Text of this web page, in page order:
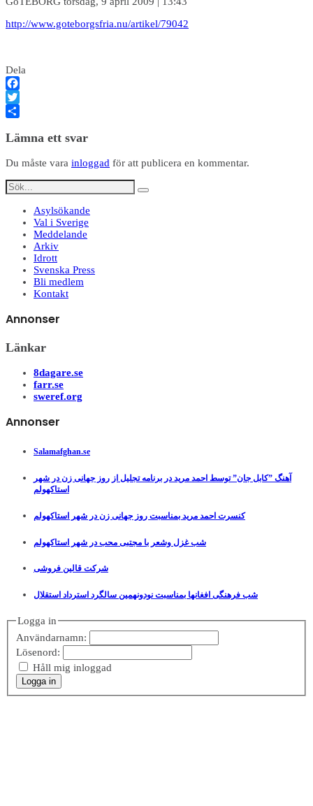
http://www.goteborgsfria.nu/artikel/79042
Dela
Facebook
Twitter
Lämna ett svar
Du måste vara inloggad för att publicera en kommentar.
Asylsökande
Val i Sverige
Meddelande
Arkiv
Idrott
Svenska Press
Bli medlem
Kontakt
Annonser
Länkar
8dagare.se
farr.se
sweref.org
Annonser
Salamafghan.se
آهنگ ”کابل جان” توسط احمد مرید در برنامه تجلیل از روز جهانی زن در شهر
استاکهولم
کنسرت احمد مرید بمناسبت روز جهانی زن در شهر استاکهولم
شب غزل وشعر با مجتبی محب در شهر استاکهولم
شرکت قالین فروشی
شب فرهنگی افغانها بمناسبت نودونهمین سالگرد استرداد استقلال
Logga in
Användarnamn:
Lösenord:
Håll mig inloggad
Logga in